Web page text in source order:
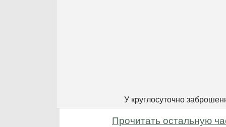
У круглосуточно
Прочитать остальную